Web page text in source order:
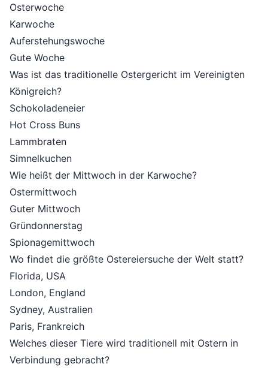
Osterwoche
Karwoche
Auferstehungswoche
Gute Woche
Was ist das traditionelle Ostergericht im Vereinigten
Königreich?
Schokoladeneier
Hot Cross Buns
Lammbraten
Simnelkuchen
Wie heißt der Mittwoch in der Karwoche?
Ostermittwoch
Guter Mittwoch
Gründonnerstag
Spionagemittwoch
Wo findet die größte Ostereiersuche der Welt statt?
Florida, USA
London, England
Sydney, Australien
Paris, Frankreich
Welches dieser Tiere wird traditionell mit Ostern in
Verbindung gebracht?